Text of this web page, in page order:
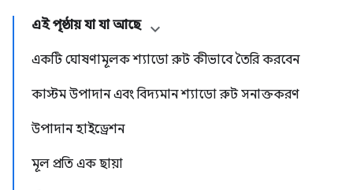
এই পৃষ্ঠায় যা যা আছে
একটি ঘোষণামূলক শ্যাডো রুট কীভাবে তৈরি করবেন
কাস্টম উপাদান এবং বিদ্যমান শ্যাডো রুট সনাক্তকরণ
উপাদান হাইড্রেশন
মূল প্রতি এক ছায়া